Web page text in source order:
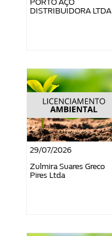
PORTO AÇO
DISTRIBUIDORA LTDA
29/07/2026
Zulmira Suares Greco
Pires Ltda